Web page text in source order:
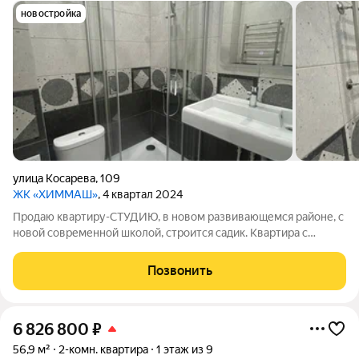
новостройка
улица Косарева,109
ЖК «ХИММАШ», 4 квартал 2024
Продаю квартиру-СТУДИЮ, в новом развивающемся районе, с
новой современной школой, строится садик. Квартира с
ламинат, натяжной потолок, железная дверь, Санузел
совмещенный, в идеальном состоянии,
Позвонить
6 826 800 ₽
56,9 м² 2-комн. квартира 1 этаж из 9